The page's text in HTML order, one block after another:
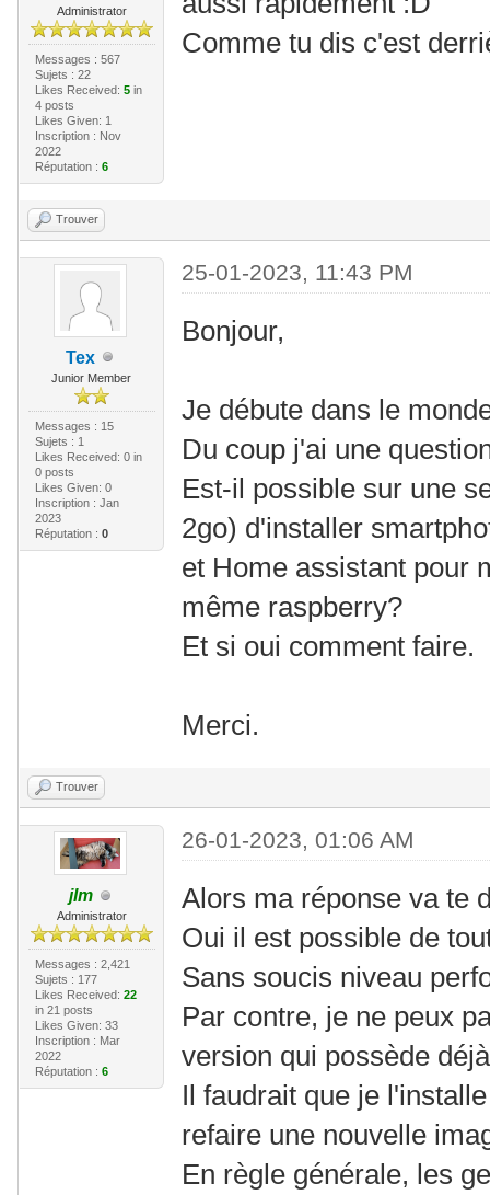
Administrator
Messages : 567
Sujets : 22
Likes Received: 5in
4 posts
Likes Given: 1
Inscription : Nov
2022
Réputation : 6
Comme tu dis c'est
Trouver
Tex
Junior Member
Messages : 15
Sujets : 1
Likes Received: 0in
0 posts
Likes Given: 0
Inscription : Jan
2023
Réputation : 0
25-01-2023, 11:43 PM
Bonjour,
Je débute dans le
Du coup j'ai une
Est-il possible sur une
2go) d'installer
et Home assistant pour
même raspberry?
Et si oui comment faire.
Merci.
Trouver
jlm
Administrator
Messages : 2,421
Sujets : 177
Likes Received: 22
in 21 posts
Likes Given: 33
Inscription : Mar
2022
Réputation : 6
26-01-2023, 01:06 AM
Alors ma réponse va te
Oui il est possible de
Sans soucis niveau
Par contre, je ne peux
version qui possède
Il faudrait que je
refaire une nouvelle
En règle générale, les